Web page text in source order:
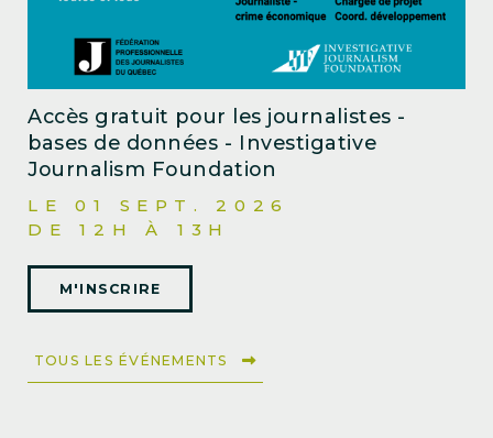
Accès gratuit pour les journalistes -
bases de données - Investigative
Journalism Foundation
LE 01 SEPT. 2026
DE 12H À 13H
M'INSCRIRE
TOUS LES ÉVÉNEMENTS